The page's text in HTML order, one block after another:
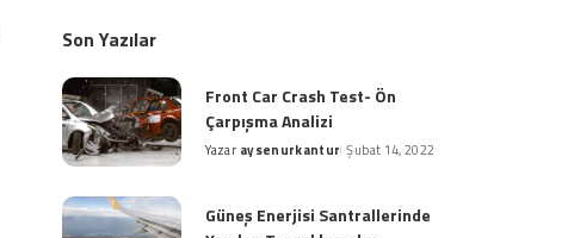
Son Yazılar
Front Car Crash Test- Ön
Çarpışma Analizi
Posted
Yazar aysenurkantur Şubat 14, 2022
Güneş Enerjisi Santrallerinde